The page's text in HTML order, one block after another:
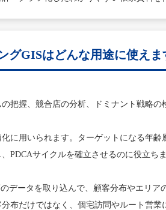
グGISはどんな用途に使えま
把握、競合店の分析、ドミナント戦略の
に用いられます。ターゲットになる年
PDCAサイクルを確立させるのに役立ちま
データを取り込んで、顧客分布やエリア
布だけではなく、個宅訪問やルート営業